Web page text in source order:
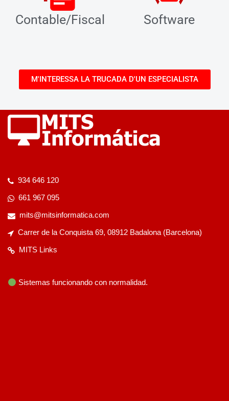
Contable/Fiscal Software
M'INTERESSA LA TRUCADA D'UN ESPECIALISTA
934 646 120
661 967 095
mits@mitsinformatica.com
Carrer de la Conquista 69, 08912 Badalona (Barcelona)
MITS Links
Sistemas funcionando con normalidad.